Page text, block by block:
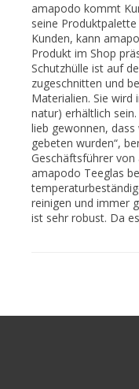
amapodo kommt
seine
Kunden, kann
Produkt im Shop
Schutzhülle ist auf
zugeschnitten und
Materialien. Sie wird
natur) erhältlich
lieb gewonnen,
gebeten wurden“,
Geschäftsführer
amapodo Teeglas
reinigen und immer
ist sehr robust. Da